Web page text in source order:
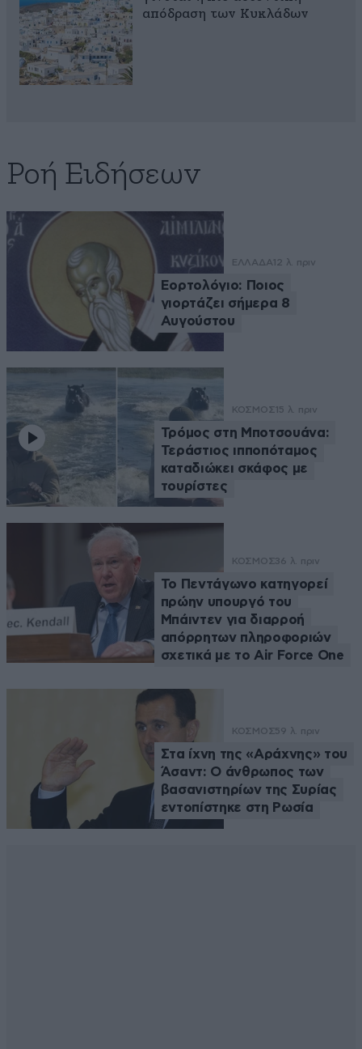
απόδραση των Κυκλάδων
Ροή Ειδήσεων
ΕΛΛΑΔΑ 12 λ. πριν
Εορτολόγιο: Ποιος
γιορτάζει σήμερα 8
Αυγούστου
ΚΟΣΜΟΣ 15 λ. πριν
Τρόμος στη Μποτσουάνα:
Τεράστιος ιπποπόταμος
καταδιώκει σκάφος με
τουρίστες
ΚΟΣΜΟΣ36 λ. πριν
Το Πεντάγωνο κατηγορεί
πρώην υπουργό του
Μπάιντεν για διαρροή
απόρρητων πληροφοριών
σχετικά με το Air Force One
ΚΟΣΜΟΣ59 λ. πριν
Στα ίχνη της «Αράχνης» του
Άσαντ: Ο άνθρωπος των
βασανιστηρίων της Συρίας
εντοπίστηκε στη Ρωσία